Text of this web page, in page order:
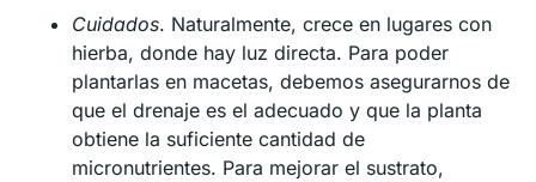
Cuidados. Naturalmente, crece en lugares con
hierba, donde hay luz directa. Para poder
plantarlas en macetas, debemos asegurarnos de
que el drenaje es el adecuado y que la planta
obtiene la suficiente cantidad de
micronutrientes. Para mejorar el sustrato,